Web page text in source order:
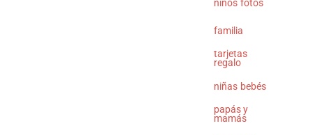
niños fotos
familia
tarjetas
regalo
niñas bebés
papás y
mamás